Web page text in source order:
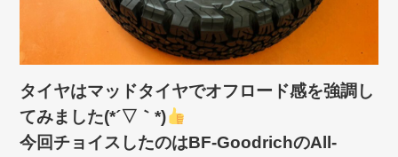
タイヤはマッドタイヤでオフロード感を強調し
てみました(*´▽｀*)
今回チョイスしたのはBF-GoodrichのAll-